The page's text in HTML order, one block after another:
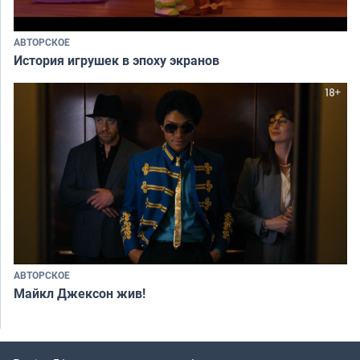
АВТОРСКОЕ
История игрушек в эпоху экранов
АВТОРСКОЕ
Майкл Джексон жив!